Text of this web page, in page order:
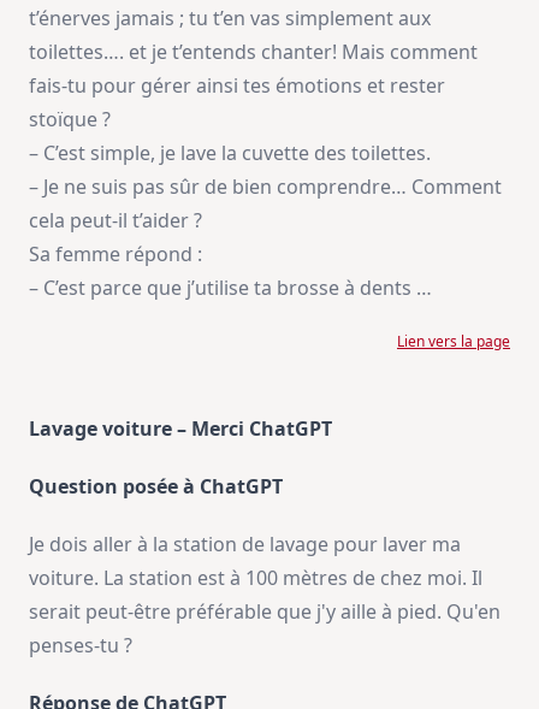
t’énerves jamais ; tu t’en vas simplement aux
toilettes…. et je t’entends chanter! Mais comment
fais-tu pour gérer ainsi tes émotions et rester
stoïque ?
– C’est simple, je lave la cuvette des toilettes.
– Je ne suis pas sûr de bien comprendre… Comment
cela peut-il t’aider ?
Sa femme répond :
– C’est parce que j’utilise ta brosse à dents …
Lien vers la page
Lavage voiture – Merci ChatGPT
Question posée à ChatGPT
Je dois aller à la station de lavage pour laver ma
voiture. La station est à 100 mètres de chez moi. Il
serait peut-être préférable que j'y aille à pied. Qu'en
penses-tu ?
Réponse de ChatGPT